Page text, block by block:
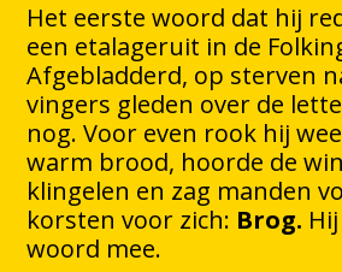
Het eerste woord dat hij
een etalageruit in de
Afgebladderd, op sterven
vingers gleden over de
nog. Voor even rook hij
warm brood, hoorde de
klingelen en zag manden
korsten voor zich: Brog.
woord mee.